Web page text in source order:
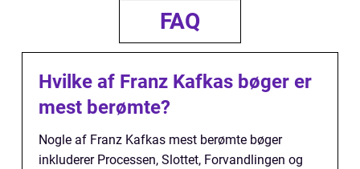
FAQ
Hvilke af Franz Kafkas bøger er
mest berømte?
Nogle af Franz Kafkas mest berømte bøger
inkluderer Processen, Slottet, Forvandlingen og